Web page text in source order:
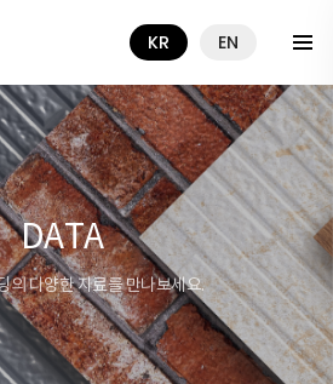
KR EN
DATA
의 다양한 자료를 만나보세요.